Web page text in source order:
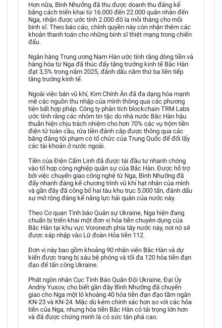
Hơn nữa, Bình Nhưỡng đã thu được doanh thu đáng kể
bằng cách triển khai từ 16.000 đến 22.000 quân nhân đến
Nga, nhận được ước tính 2.000 đô la mỗi tháng cho mỗi
binh sĩ. Theo báo cáo, chính quyền này còn nhận thêm các
khoản thanh toán cho những binh sĩ thiệt mạng trong chiến
đấu.
Ngân hàng Trung ương Nam Hàn ước tính rằng dòng tiền và
hàng hóa từ Nga đã thúc đẩy tăng trưởng kinh tế Bắc Hàn
đạt 3,5% trong năm 2025, đánh dấu năm thứ ba liên tiếp
tăng trưởng kinh tế.
Ngoài việc bán vũ khí, Kim Chính Ân đã đa dạng hóa mạnh
mẽ các nguồn thu nhập của mình thông qua các phương
tiện bất hợp pháp. Công ty phân tích blockchain TRM Labs
ước tính rằng các nhóm tin tặc do nhà nước Bắc Hàn hậu
thuẫn hiện chịu trách nhiệm cho hơn 70% các vụ trộm tiền
điện tử toàn cầu, rửa tiền đánh cắp được thông qua các
băng đảng tội phạm có tổ chức của Trung Quốc để đổi lấy
các tài khoản ở nước ngoài.
Tiền của Điện Cẩm Linh đã được tái đầu tư nhanh chóng
vào tổ hợp công nghiệp quân sự của Bắc Hàn. Được hỗ trợ
bởi việc chuyển giao công nghệ từ Nga, Bình Nhưỡng đã
đẩy nhanh đáng kể chương trình vũ khí hạt nhân của mình
và gần đây đã công bố hai tàu khu trục 5.000 tấn, đánh dấu
sự mở rộng đáng kể năng lực hải quân của nước này.
Theo Cơ quan Tình báo Quân sự Ukraine, Nga hiện đang
chuẩn bị triển khai một đơn vị hỏa tiễn chuyên dụng của
Bắc Hàn tại khu vực Voronezh phía tây nước này, nơi nó sẽ
được sáp nhập vào Lữ đoàn Hỏa tiễn 112.
Đơn vị này bao gồm khoảng 90 nhân viên Bắc Hàn và dự
kiến được trang bị sáu bệ phóng và tối đa 120 hỏa tiễn đạn
đạo để tấn công Ukraine.
Phát ngôn nhân Cục Tình Báo Quân Đội Ukraine, Đại Úy
Andriy Yusov, cho biết gần đây Bình Nhưỡng đã chuyển
giao cho Nga một lô khoảng 40 hỏa tiễn đạn đạo tầm ngắn
KN-23 và KN-24. Mặc dù kém chính xác hơn so với các hỏa
tiễn của Nga, nhưng hỏa tiễn Bắc Hàn có tải trọng lớn hơn
và đã được chứng minh là có sức tàn phá cao.